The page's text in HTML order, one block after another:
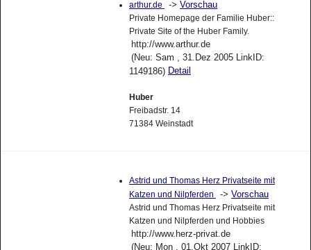
arthur.de -> Vorschau
Private Homepage der Familie Huber::
Private Site of the Huber Family.
http://www.arthur.de
(Neu: Sam , 31.Dez 2005 LinkID:
1149186) Detail
Huber
Freibadstr. 14
71384 Weinstadt
Astrid und Thomas Herz Privatseite mit
Katzen und Nilpferden
-> Vorschau
Astrid und Thomas Herz Privatseite mit
Katzen und Nilpferden und Hobbies
http://www.herz-privat.de
(Neu: Mon , 01.Okt 2007 LinkID: